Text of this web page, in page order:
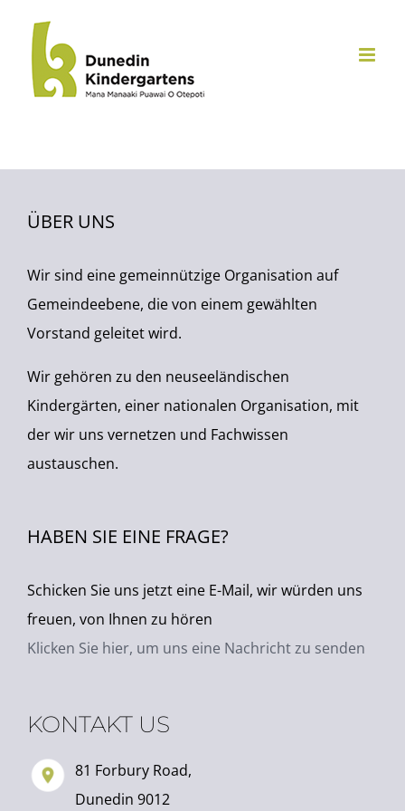
Inhalt
springen
ÜBER UNS
Wir sind eine gemeinnützige Organisation auf
Gemeindeebene, die von einem gewählten
Vorstand geleitet wird.
Wir gehören zu den neuseeländischen
Kindergärten, einer nationalen Organisation, mit
der wir uns vernetzen und Fachwissen
austauschen.
HABEN SIE EINE FRAGE?
Schicken Sie uns jetzt eine E-Mail, wir würden uns
freuen, von Ihnen zu hören
Klicken Sie hier, um uns eine Nachricht zu senden
KONTAKT US
81 Forbury Road,
Dunedin 9012